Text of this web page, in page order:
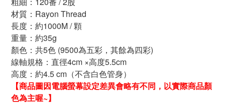
材質： Rayon Thread
長度：約1000M/顆
重量：約35g
顏色：共5色 (9500為五彩，其餘為四彩)
線軸規格：直徑4cm ×高度5.5cm
高度：約4.5 cm （不含白色管身）
【商品圖因電腦螢幕設定差異會略有不同，以實際商品顏
色為主喔~】